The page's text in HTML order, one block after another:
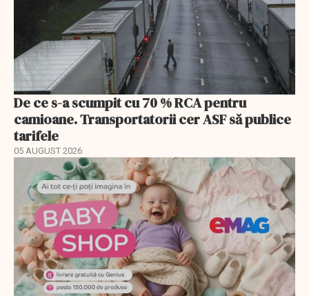
De ce s-a scumpit cu 70 % RCA pentru
camioane. Transportatorii cer ASF să publice
tarifele
05 AUGUST 2026